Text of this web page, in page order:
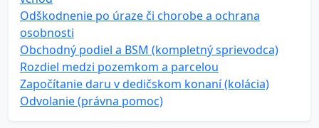
Odškodnenie po úraze či chorobe a ochrana
osobnosti
Obchodný podiel a BSM (kompletný sprievodca)
Rozdiel medzi pozemkom a parcelou
Započítanie daru v dedičskom konaní (kolácia)
Odvolanie (právna pomoc)